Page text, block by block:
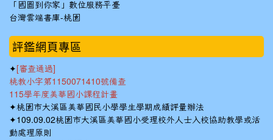
「國圖到你家」數位服務平臺
台灣雲端書庫-桃園
::: 評鑑網頁專區
✦ [審查通過]
桃教小字第1150071410號備查
115學年度美華國小課程計畫
✦桃園市大溪區美華國民小學學生學期成績評量辦法
✦109.09.02桃園市大溪區美華國小受理校外人士入校協助教學或活
動處理原則